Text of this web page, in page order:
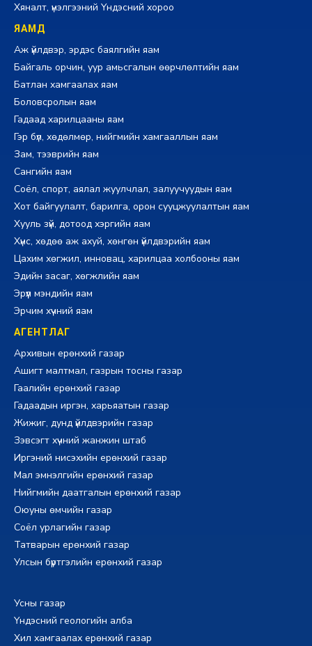
Хяналт, үнэлгээний Үндэсний хороо
ЯАМД
Аж үйлдвэр, эрдэс баялгийн яам
Байгаль орчин, уур амьсгалын өөрчлөлтийн яам
Батлан хамгаалах яам
Боловсролын яам
Гадаад харилцааны яам
Гэр бүл, хөдөлмөр, нийгмийн хамгааллын яам
Зам, тээврийн яам
Сангийн яам
Соёл, спорт, аялал жуулчлал, залуучуудын яам
Хот байгуулалт, барилга, орон сууцжуулалтын яам
Хууль зүй, дотоод хэргийн яам
Хүнс, хөдөө аж ахуй, хөнгөн үйлдвэрийн яам
Цахим хөгжил, инновац, харилцаа холбооны яам
Эдийн засаг, хөгжлийн яам
Эрүүл мэндийн яам
Эрчим хүчний яам
АГЕНТЛАГ
Архивын ерөнхий газар
Ашигт малтмал, газрын тосны газар
Гаалийн ерөнхий газар
Гадаадын иргэн, харьяатын газар
Жижиг, дунд үйлдвэрийн газар
Зэвсэгт хүчний жанжин штаб
Иргэний нисэхийн ерөнхий газар
Мал эмнэлгийн ерөнхий газар
Нийгмийн даатгалын ерөнхий газар
Оюуны өмчийн газар
Соёл урлагийн газар
Татварын ерөнхий газар
Улсын бүртгэлийн ерөнхий газар
Усны газар
Үндэсний геологийн алба
Хил хамгаалах ерөнхий газар